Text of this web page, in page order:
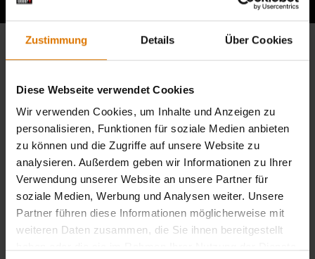
Zustimmung Details Über Cookies
Diese Webseite verwendet Cookies
Wir verwenden Cookies, um Inhalte und Anzeigen zu
personalisieren, Funktionen für soziale Medien anbieten
zu können und die Zugriffe auf unsere Website zu
analysieren. Außerdem geben wir Informationen zu Ihrer
Verwendung unserer Website an unsere Partner für
soziale Medien, Werbung und Analysen weiter. Unsere
Partner führen diese Informationen möglicherweise mit
weiteren Daten zusammen, die Sie ihnen bereitgestellt